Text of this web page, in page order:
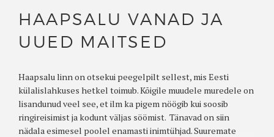
HAAPSALU VANAD JA
UUED MAITSED
Haapsalu linn on otsekui peegelpilt sellest, mis Eesti
külalislahkuses hetkel toimub. Kõigile muudele muredele on
lisandunud veel see, et ilm ka pigem nöögib kui soosib
ringireisimist ja kodunt väljas söömist. Tänavad on siin
nädala esimesel poolel enamasti inimtühjad. Suuremate